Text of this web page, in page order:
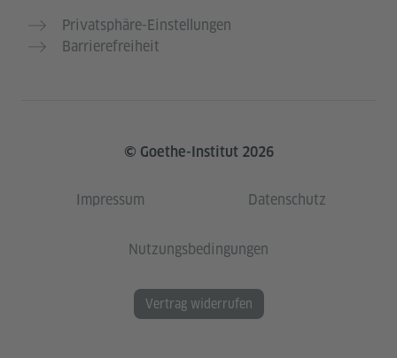
Privatsphäre-Einstellungen
Barrierefreiheit
© Goethe-Institut 2026
Impressum Datenschutz
Nutzungsbedingungen
Vertrag widerrufen